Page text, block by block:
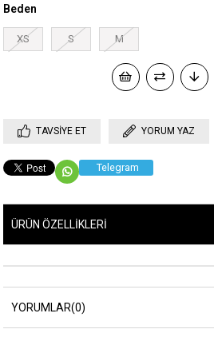
Beden
XS S M
TAVSIYE ET YORUM YAZ
Telegram
ÜRÜN ÖZELLIKLERI
YORUMLAR(0)